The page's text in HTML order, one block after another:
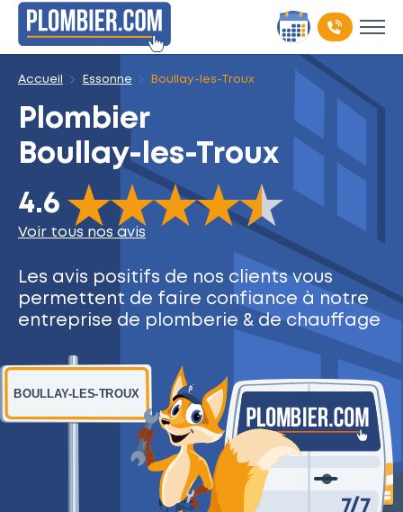
Accueil Essonne Boullay-les-Troux
Plombier
Boullay-les-Troux
4.6
The rating of this product is 4.6out of 5
Voir tous nos avis
Les avis positifs de nos clientsvous
permettent de faire confiance à notre
entreprise de plomberie & de chauffage
BOULLAY-LES-TROUX